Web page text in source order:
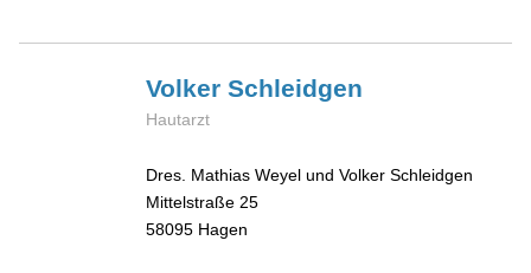
VolkerSchleidgen
Hautarzt
Dres. Mathias Weyel und Volker Schleidgen
Mittelstraße 25
58095 Hagen